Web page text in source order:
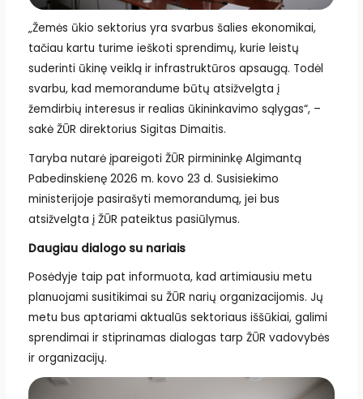
„Žemės ūkio sektorius yra svarbus šalies ekonomikai,
tačiau kartu turime ieškoti sprendimų, kurie leistų
suderinti ūkinę veiklą ir infrastruktūros apsaugą. Todėl
svarbu, kad memorandume būtų atsižvelgta į
žemdirbių interesus ir realias ūkininkavimo sąlygas“, –
sakė ŽŪR direktorius Sigitas Dimaitis.
Taryba nutarė įpareigoti ŽŪR pirmininkę Algimantą
Pabedinskienę 2026 m. kovo 23 d. Susisiekimo
ministerijoje pasirašyti memorandumą, jei bus
atsižvelgta į ŽŪR pateiktus pasiūlymus.
Daugiau dialogo su nariais
Posėdyje taip pat informuota, kad artimiausiu metu
planuojami susitikimai su ŽŪR narių organizacijomis. Jų
metu bus aptariami aktualūs sektoriaus iššūkiai, galimi
sprendimai ir stiprinamas dialogas tarp ŽŪR vadovybės
ir organizacijų.